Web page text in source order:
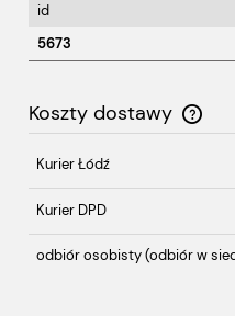
id
5673
Koszty dostawy
Cena nie zawiera
Kurier Łódź
Kurier DPD
odbiór osobisty(odbiór w